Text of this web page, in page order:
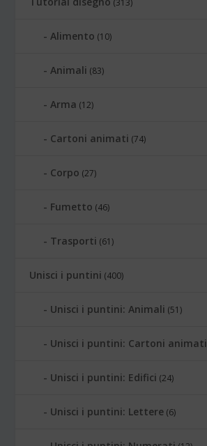
(313)
Alimento (10)
Animali (83)
Arma (12)
Cartoni animati (74)
Corpo (27)
Fumetto (46)
Trasporti (61)
Unisci i puntini (400)
Unisci i puntini: Animali (51)
Unisci i puntini: Cartoni animati
Unisci i puntini: Edifici (24)
Unisci i puntini: Lettere (6)